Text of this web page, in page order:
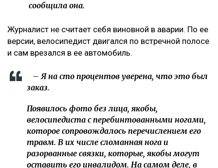
сообщила она.
Журналист не считает себя виновной в аварии. По ее
версии, велосипедист двигался по встречной полосе
и сам врезался в ее автомобиль.
– Я на сто процентов уверена, что это был
заказ.
Появилось фото без лица, якобы,
велосипедиста с перебинтованными ногами,
которое сопровождалось перечислением его
травм. В их числе сломанная нога и
разорванные связки, которые, якобы могут
оставить его инвалидом. На самом деле, в